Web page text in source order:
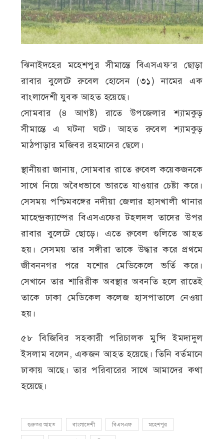
ঝিনাইদহের মহেশপুর সীমান্তে বিএসএফ’র ছোড়া
রাবার বুলেটে রুবেল হোসেন (৩১) নামের এক
বাংলাদেশী যুবক আহত হয়েছে।
সোমবার (৪ আগষ্ট) রাতে উপজেলার শ্যামকুড়
সীমান্তে এ ঘটনা ঘটে। আহত রুবেল শ্যামকুড়
মাঠপাড়ার মজিবর রহমানের ছেলে।
স্থানীয়রা জানায়, সোমবার রাতে রুবেল কয়েকজনকে
সাথে নিয়ে অবৈধভাবে ভারতে যাওয়ার চেষ্টা করে।
সেসময় পশ্চিমবঙ্গের নদীয়া জেলার হাসখালী থানার
মাহেন্দ্রক্যাম্পের বিএসএফের টহলদল তাদের উপর
রাবার বুলেটে ছোড়ে। এতে রুবেল গুলিতে আহত
হয়। সেসময় তার সঙ্গীরা তাকে উদ্ধার করে প্রথমে
জীবননগর পরে যশোর মেডিকেলে ভর্তি করে।
সেখানে তার শারিরীক অবস্থার অবনতি হলে রাতেই
তাকে ঢাকা মেডিকেল কলেজ হাসপাতালে নেওয়া
হয়।
৫৮ বিজিবির সহকারী পরিচালক মুন্সি ইমদাদুল
ইসলাম বলেন, একজন আহত হয়েছে। তিনি বর্তমানে
ঢাকায় আছে। তার পরিবারের সাথে আমাদের কথা
হয়েছে।
গুরুতর আহত বাংলাদেশী বিএসএফ মহেশপুর